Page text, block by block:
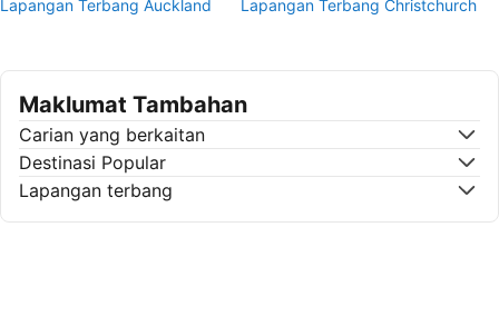
Lapangan Terbang Auckland
Lapangan Terbang Christchurch
Maklumat Tambahan
Carian yang berkaitan
Destinasi Popular
Lapangan terbang